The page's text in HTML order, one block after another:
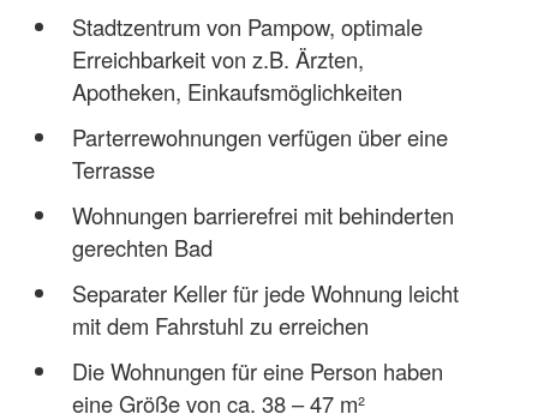
Stadtzentrum von Pampow, optimale
Erreichbarkeit von z.B. Ärzten,
Apotheken, Einkaufsmöglichkeiten
Parterrewohnungen verfügen über eine
Terrasse
Wohnungen barrierefrei mit behinderten
gerechten Bad
Separater Keller für jede Wohnung leicht
mit dem Fahrstuhl zu erreichen
Die Wohnungen für eine Person haben
eine Größe von ca. 38 – 47 m²